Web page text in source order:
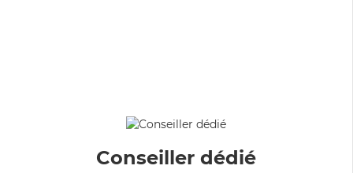
Conseiller dédié